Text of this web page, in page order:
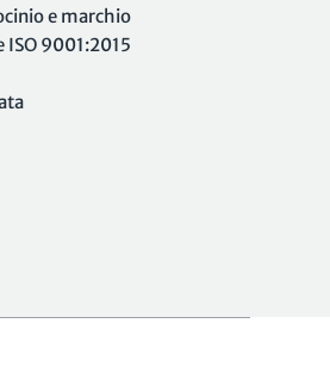
e marchio
9001:2015